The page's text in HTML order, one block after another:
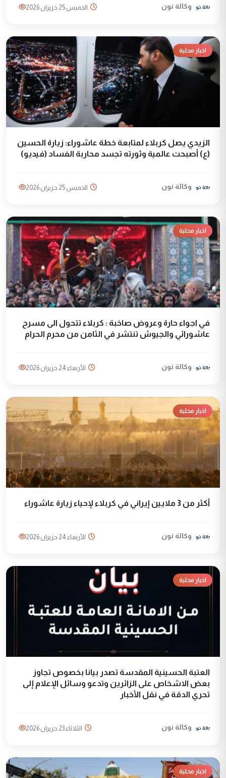
وكالة نون الخميس 25 حزيران 2026
اخبار محلية
الزيدي يصل كربلاء لمتابعة خطة عاشوراء: زيارة الحسين
(ع) أصبحت عالمية وثورته تجسد محاربة الفساد (فيديو)
وكالة نون الخميس 25 حزيران 2026
اخبار محلية
في اجواء حارة وعروض صاخبة : كربلاء تتحول الى مسرح
عاشورائي والجيوش تنتشر في الثامن من محرم الحرام
وكالة نون الأربعاء 24 حزيران 2026
اخبار محلية
أكثر من 3 ملايين إيراني في كربلاء لإحياء زيارة عاشوراء
وكالة نون الأربعاء 24 حزيران 2026
اخبار محلية
العتبة الحسينية المقدسة تصدر بيانا بخصوص تجاوز
بعض الاشخاص على الزائرين وتدعو وسائل الإعلام إلى
تحري الدقة في نقل الأخبار
وكالة نون الثلاثاء 23 حزيران 2026
اخبار محلية